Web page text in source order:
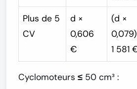
Plus de 5
CV
d ×
0,606
€
(d ×
1 581
Cyclomoteurs ≤ 50 cm³ :